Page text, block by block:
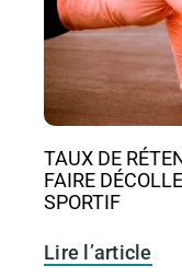
TAUX DE
FAIRE
SPORTIF
Lire l’article